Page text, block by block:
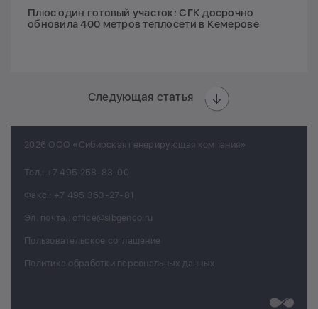
Плюс один готовый участок: СГК досрочно
обновила 400 метров теплосети в Кемерове
Следующая статья
2026 ООО «Сибирская генерирующая компания»
Тел.: +7 495 258-83-00
Факс.: +7 495 363-27-81
Эл. почта.: office@sibgenco.ru
Пользовательское соглашение
Политика обработки персональных данных